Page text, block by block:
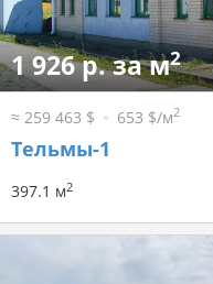
1 926 р. за м2
≈ 259 463 $ 653 $/м2
Тельмы-1
397.1 м2